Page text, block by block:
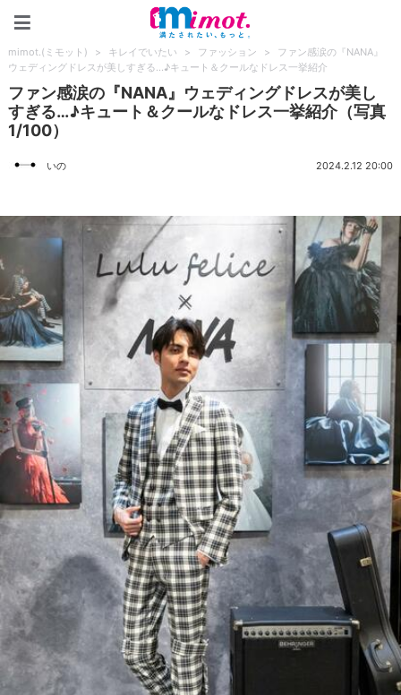
mimot.(ミモット) > キレイでいたい > ファッション >
ファン感涙の『NANA』
ウェディングドレスが美しすぎる…♪キュート＆クールなドレス一挙紹介
ファン感涙の『NANA』ウェディングドレスが美し
すぎる…♪キュート＆クールなドレス一挙紹介（写真
1/100）
いの 2024.2.12 20:00